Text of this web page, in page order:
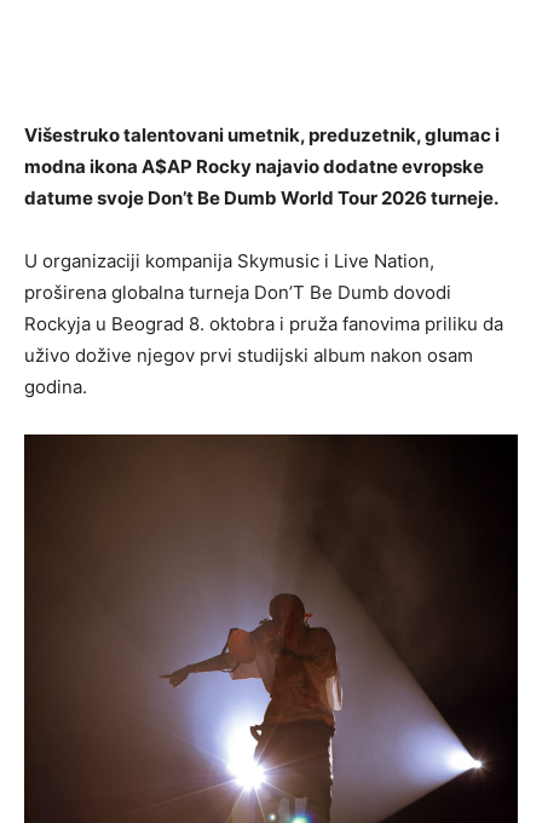
Višestruko talentovani umetnik, preduzetnik, glumac i
modna ikona A$AP Rocky najavio dodatne evropske
datume svoje Don’t Be Dumb World Tour 2026 turneje.
U organizaciji kompanija Skymusic i Live Nation,
proširena globalna turneja Don’T Be Dumb dovodi
Rockyja u Beograd 8. oktobra i pruža fanovima priliku da
uživo dožive njegov prvi studijski album nakon osam
godina.